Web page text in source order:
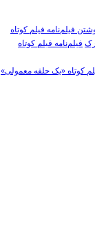
فیلم‌نامه فیلم کوتاه
فیلم‌نامه فیلم کوتاه
کوتاه «یک حلقه معمولی»